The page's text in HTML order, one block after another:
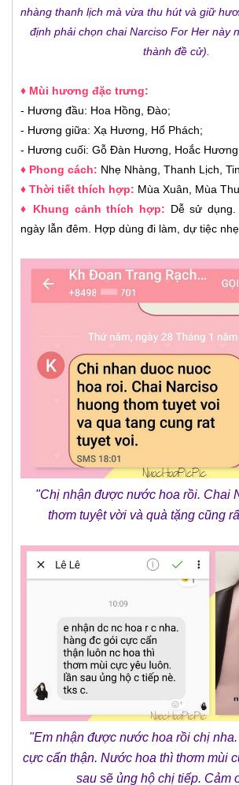
nhàng thanh lịch mà vừa thu hút và giữ
định phải chọn chai Narciso For Her này
thành đề cử).
♦ Mùi hương đặc trưng:
- Hương đầu: Hoa Hồng, Đào;
- Hương giữa: Xạ Hương, Hổ Phách;
- Hương cuối: Gỗ Đàn Hương, Hoắc Hương.
♦ Phong cách: Nhẹ Nhàng, Thanh Lịch,
♦ Thời tiết thích hợp: Mùa Xuân, Mùa
♦ Khung cảnh thích hợp: Dễ sử
ngày lẫn đêm. Hợp dùng đi làm, dự tiệc
"Chị nhận được nước hoa rồi. Chai
thơm tuyệt vời và quà tặng cũng
"Em nhận được nước hoa rồi chị
cực cẩn thận. Nước hoa thì thơm mùi
sau sẽ ủng hộ chị tiếp. Cảm